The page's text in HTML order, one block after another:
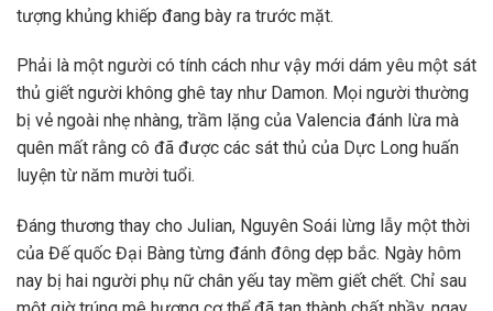
tượng khủng khiếp đang bày ra trước mặt.
Phải là một người có tính cách như vậy mới dám yêu một sát
thủ giết người không ghê tay như Damon. Mọi người thường
bị vẻ ngoài nhẹ nhàng, trầm lặng của Valencia đánh lừa mà
quên mất rằng cô đã được các sát thủ của Dực Long huấn
luyện từ năm mười tuổi.
Đáng thương thay cho Julian, Nguyên Soái lừng lẫy một thời
của Đế quốc Đại Bàng từng đánh đông dẹp bắc. Ngày hôm
nay bị hai người phụ nữ chân yếu tay mềm giết chết. Chỉ sau